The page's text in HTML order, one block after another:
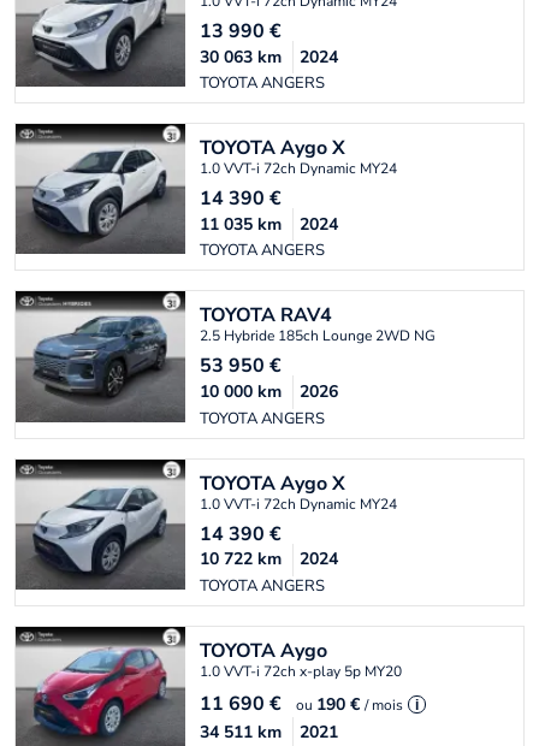
13 990 €
TOYOTA ANGERS
30 063 km 2024
TOYOTAAygo X
1.0 VVT-i 72ch Dynamic MY24
14 390 €
TOYOTA ANGERS
11 035 km 2024
TOYOTA RAV4
2.5 Hybride 185ch Lounge 2WD NG
53 950 €
TOYOTA ANGERS
10 000 km 2026
TOYOTAAygo X
1.0 VVT-i 72ch Dynamic MY24
14 390 €
TOYOTA ANGERS
10 722 km 2024
TOYOTAAygo
1.0 VVT-i 72ch x-play 5p MY20
11 690 € ou 190 € / mois i
34 511 km 2021